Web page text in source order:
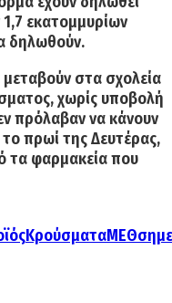
εκατομμυρίων
δηλωθούν.
στα σχολεία
χωρίς υποβολή
πρόλαβαν να κάνουν
πρωί της Δευτέρας,
τα φαρμακεία που
ΚρούσματαΜΕΘ